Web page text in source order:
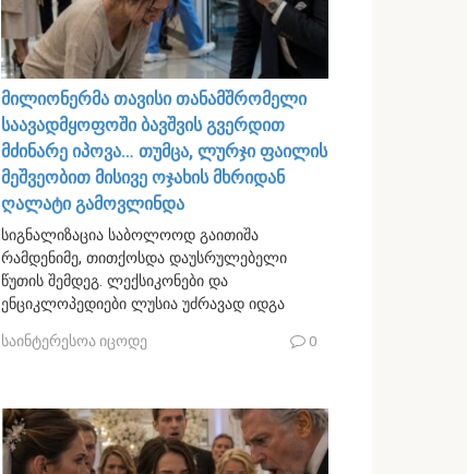
მილიონერმა თავისი თანამშრომელი
საავადმყოფოში ბავშვის გვერდით
მძინარე იპოვა… თუმცა, ლურჯი ფაილის
მეშვეობით მისივე ოჯახის მხრიდან
ღალატი გამოვლინდა
სიგნალიზაცია საბოლოოდ გაითიშა
რამდენიმე, თითქოსდა დაუსრულებელი
წუთის შემდეგ. ლექსიკონები და
ენციკლოპედიები ლუსია უძრავად იდგა
საინტერესოა იცოდე 0